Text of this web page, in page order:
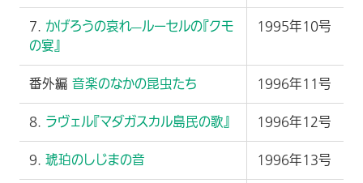
7. かげろうの哀れ—ルーセルの『クモ
の宴』
1995年10号
番外編 音楽のなかの昆虫たち 1996年11号
8. ラヴェル『マダガスカル島民の歌』 1996年12号
9. 琥珀のしじまの音 1996年13号